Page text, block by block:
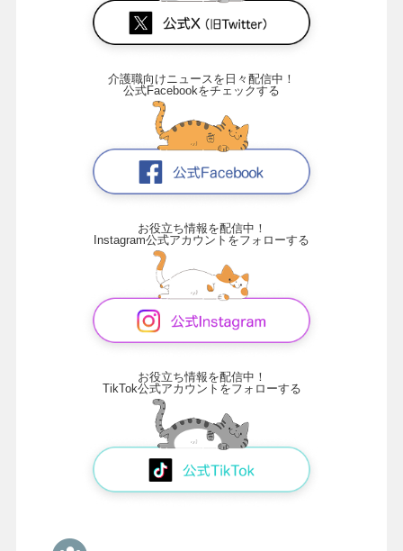
介護職向けニュースを日々配信中！
公式Facebookをチェックする
お役立ち情報を配信中！
Instagram公式アカウントをフォローする
お役立ち情報を配信中！
TikTok公式アカウントをフォローする